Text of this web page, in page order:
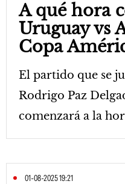
A qué hora
Uruguay vs
Copa
El partido que se
Rodrigo Paz
comenzará a la
01-08-2025 19:21